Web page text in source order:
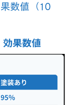
数値（10